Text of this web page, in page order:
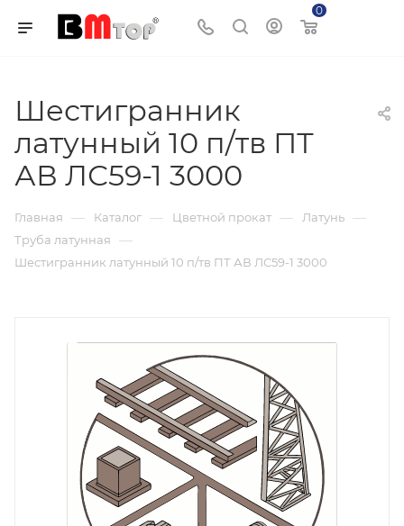
0
Шестигранник
латунный 10 п/тв ПТ
АВ ЛС59-1 3000
Главная — Каталог — Цветной прокат — Латунь —
Труба латунная —
Шестигранник латунный 10 п/тв ПТ АВ ЛС59-1 3000